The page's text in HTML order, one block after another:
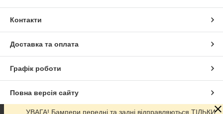
Контакти
Доставка та оплата
Графік роботи
Повна версія сайту
УВАГА! Бампери передні та задні відправляються ТІЛЬКИ